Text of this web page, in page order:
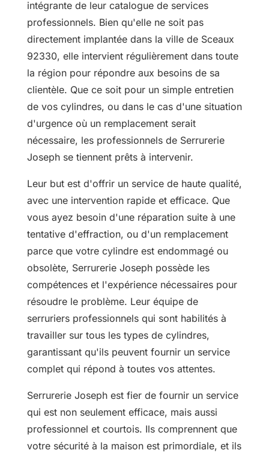
intégrante de leur catalogue de services
professionnels. Bien qu'elle ne soit pas
directement implantée dans la ville de Sceaux
92330, elle intervient régulièrement dans toute
la région pour répondre aux besoins de sa
clientèle. Que ce soit pour un simple entretien
de vos cylindres, ou dans le cas d'une situation
d'urgence où un remplacement serait
nécessaire, les professionnels de Serrurerie
Joseph se tiennent prêts à intervenir.
Leur but est d'offrir un service de haute qualité,
avec une intervention rapide et efficace. Que
vous ayez besoin d'une réparation suite à une
tentative d'effraction, ou d'un remplacement
parce que votre cylindre est endommagé ou
obsolète, Serrurerie Joseph possède les
compétences et l'expérience nécessaires pour
résoudre le problème. Leur équipe de
serruriers professionnels qui sont habilités à
travailler sur tous les types de cylindres,
garantissant qu'ils peuvent fournir un service
complet qui répond à toutes vos attentes.
Serrurerie Joseph est fier de fournir un service
qui est non seulement efficace, mais aussi
professionnel et courtois. Ils comprennent que
votre sécurité à la maison est primordiale, et ils